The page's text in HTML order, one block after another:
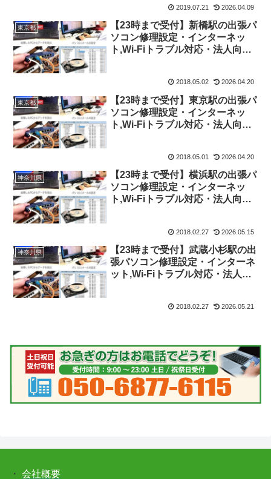
2019.07.21 2026.04.09
東京都
【23時まで受付】新橋駅の出張パ
ソコン修理設定・インターネッ
ト,Wi-Fiトラブル対応・法人向け
2018.05.02 2026.04.20
東京都
【23時まで受付】東京駅の出張パ
ソコン修理設定・インターネッ
ト,Wi-Fiトラブル対応・法人向け
2018.05.01 2026.04.20
神奈川県
【23時まで受付】横浜駅の出張パ
ソコン修理設定・インターネッ
ト,Wi-Fiトラブル対応・法人向け
2018.02.27 2026.05.15
神奈川県
【23時まで受付】武蔵小杉駅の出
張パソコン修理設定・インターネ
ット,Wi-Fiトラブル対応・法人向
2018.02.27 2026.05.21
・ 会社概要